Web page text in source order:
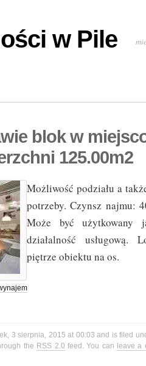
w Pile
blok w
125.00m2
Możliwość podziału a
potrzeby. Czynsz najmu:
Może być
działalność usługową.
piętrze obiektu na os.
3 sierpnia, 2015 at 00:03 and is filed
the RSS 2.0 feed. You can leave a